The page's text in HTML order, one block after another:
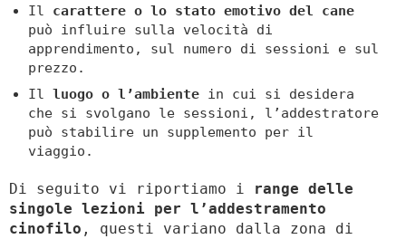
Il carattere o lo stato emotivo del cane
può influire sulla velocità di
apprendimento, sul numero di sessioni e sul
prezzo.
Il luogo o l’ambientein cui si desidera
che si svolgano le sessioni, l’addestratore
può stabilire un supplemento per il
viaggio.
Di seguito vi riportiamo i
range delle
singole lezioni per l’addestramento
cinofilo , questi variano dalla zona di